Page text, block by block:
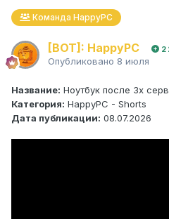
Команда HappyPC
[BOT]: HappyPC 2
Опубликовано 8 июля
Название: Ноутбук после 3х
Категория: HappyPC - Shorts
Дата публикации: 08.07.2026